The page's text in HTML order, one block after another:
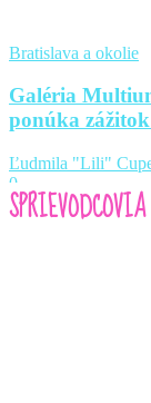
Bratislava a okolie
Galéria
ponúka
Ľudmila "Lili"
0
SPRIEVODCOVIA